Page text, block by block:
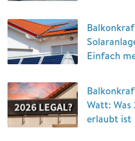
Einfach
Watt:
erlaubt ist